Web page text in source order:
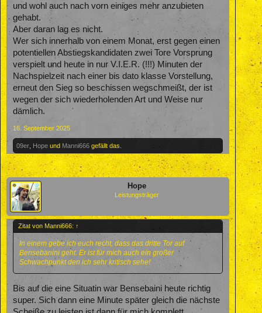
und wohl auch nach vorn einiges mehr anzubieten
gehabt.
Aber daran lag es nicht.
Wer sich innerhalb von einem Monat, erst gegen einen
potentiellen Abstiegskandidaten zwei Tore Vorsprung
verspielt und heute in nur V.I.E.R. (!!!) Minuten der
Nachspielzeit nach einer bis dato klasse Vorstellung,
erneut den Sieg so beschissen wegschmeißt, der ist
wegen der sich wiederholenden Art und Weise nur
dämlich.
16. September 2025
09er Hope und Manni666 gefällt das.
Hope
Leistungsträger
Zitat von Manni666: ↑
In einem gebe ich euch recht, dass das dritte Tor auf
Bensebanini geht. Er ist für mich auch ein großer
Schwachpunkt den ich sehr kritisch sehe!
Bis auf die eine Situatin war Bensebaini heute richtig
super. Sich dann eine Minute später gleich die nächste